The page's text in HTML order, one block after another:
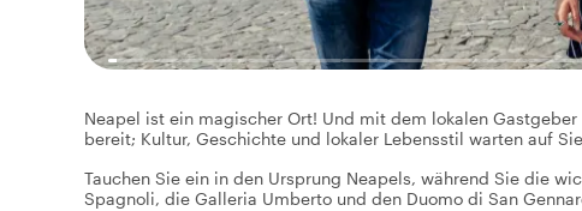
Neapel ist ein magischer Ort! Und mit dem lokalen
bereit; Kultur, Geschichte und lokaler Lebensstil warten auf
Tauchen Sie ein in den Ursprung Neapels, während Sie die
Spagnoli, die Galleria Umberto und den Duomo di San